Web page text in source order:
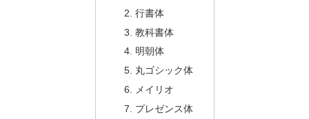
行書体
教科書体
明朝体
丸ゴシック体
メイリオ
プレゼンス体